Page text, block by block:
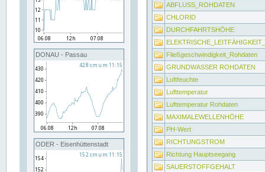
DONAU - Passau
ODER - Eisenhüttenstadt
ABFLUSS_ROHDATEN
CHLORID
DURCHFAHRTSHÖHE
Fließgeschwindigkeit_Rohdaten
GRUNDWASSER ROHDATEN
Luftfeuchte
Lufttemperatur
Lufttemperatur Rohdaten
MAXIMALEWELLENHÖHE
PH-Wert
RICHTUNGSTROM
Richtung Hauptseegang
SAUERSTOFFGEHALT